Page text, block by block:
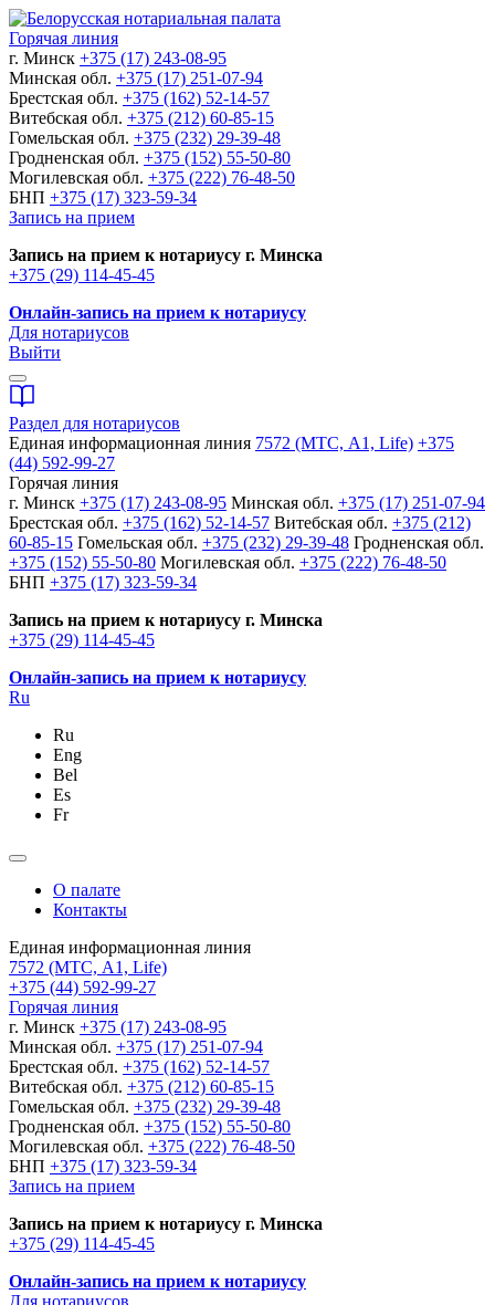
Горячая линия
г. Минск +375 (17) 243-08-95
Минская обл. +375 (17) 251-07-94
Брестская обл. +375 (162) 52-14-57
Витебская обл. +375 (212) 60-85-15
Гомельская обл. +375 (232) 29-39-48
Гродненская обл. +375 (152) 55-50-80
Могилевская обл. +375 (222) 76-48-50
БНП +375 (17) 323-59-34
Запись на прием
Запись на прием к нотариусу г. Минска
+375 (29) 114-45-45
Онлайн-запись на прием к нотариусу
Для нотариусов
Выйти
Раздел для нотариусов
Единая информационная линия 7572 (МТС, A1, Life) +375
(44) 592-99-27
Горячая линия
г. Минск +375 (17) 243-08-95 Минская обл. +375 (17) 251-07-94
Брестская обл. +375 (162) 52-14-57 Витебская обл. +375 (212)
60-85-15 Гомельская обл. +375 (232) 29-39-48 Гродненская обл.
+375 (152) 55-50-80 Могилевская обл. +375 (222) 76-48-50
БНП +375 (17) 323-59-34
Запись на прием к нотариусу г. Минска
+375 (29) 114-45-45
Онлайн-запись на прием к нотариусу
Ru
Ru
Eng
Bel
Es
Fr
О палате
Контакты
Единая информационная линия
7572 (МТС, A1, Life)
+375 (44) 592-99-27
Горячая линия
г. Минск +375 (17) 243-08-95
Минская обл. +375 (17) 251-07-94
Брестская обл. +375 (162) 52-14-57
Витебская обл. +375 (212) 60-85-15
Гомельская обл. +375 (232) 29-39-48
Гродненская обл. +375 (152) 55-50-80
Могилевская обл. +375 (222) 76-48-50
БНП +375 (17) 323-59-34
Запись на прием
Запись на прием к нотариусу г. Минска
+375 (29) 114-45-45
Онлайн-запись на прием к нотариусу
Для нотариусов